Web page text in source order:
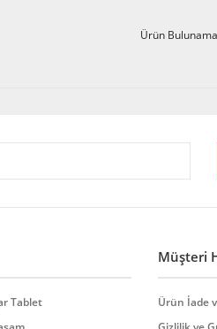
Ürün
Tablet
Müşteri
Ürün İade